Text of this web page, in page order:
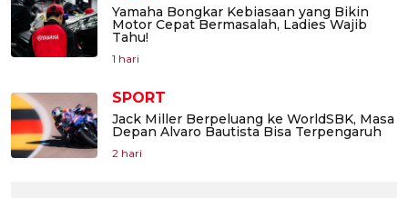
Yamaha Bongkar Kebiasaan yang Bikin
Motor Cepat Bermasalah, Ladies Wajib
Tahu!
1 hari
SPORT
Jack Miller Berpeluang ke WorldSBK, Masa
Depan Alvaro Bautista Bisa Terpengaruh
2 hari